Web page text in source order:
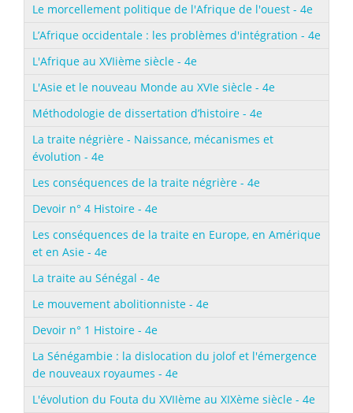
Le morcellement politique de l'Afrique de l'ouest - 4e
L’Afrique occidentale : les problèmes d'intégration - 4e
L'Afrique au XVIième siècle - 4e
L'Asie et le nouveau Monde au XVIe siècle - 4e
Méthodologie de dissertation d’histoire - 4e
La traite négrière - Naissance, mécanismes et
évolution - 4e
Les conséquences de la traite négrière - 4e
Devoir n° 4 Histoire - 4e
Les conséquences de la traite en Europe, en Amérique
et en Asie - 4e
La traite au Sénégal - 4e
Le mouvement abolitionniste - 4e
Devoir n° 1 Histoire - 4e
La Sénégambie : la dislocation du jolof et l'émergence
de nouveaux royaumes - 4e
L'évolution du Fouta du XVIIème au XIXème siècle - 4e